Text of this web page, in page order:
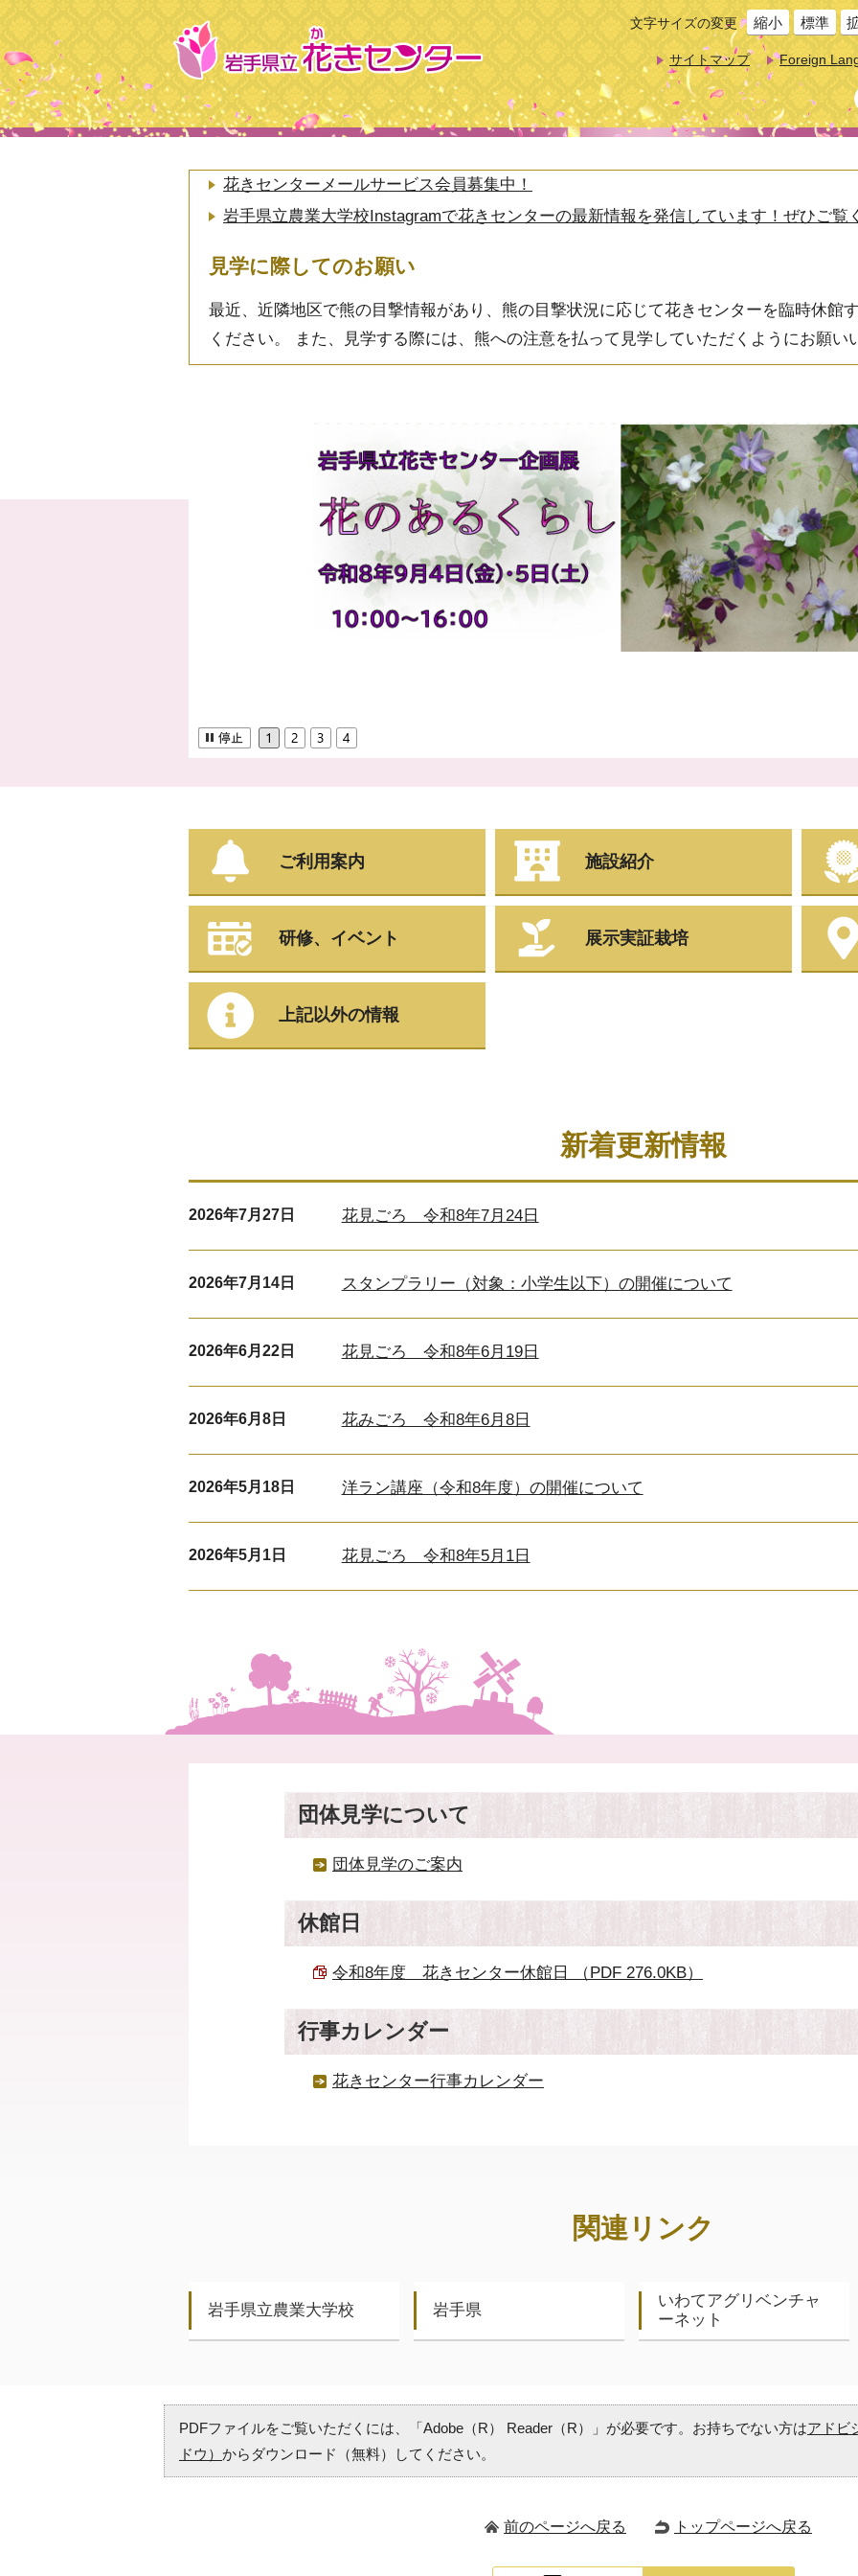
文字サイズの変更 縮小 標準
サイトマップ Foreign
花きセンターメールサービス会員募集中！
岩手県立農業大学校Instagramで花きセンターの最新情報を発信しています！ぜひご覧
見学に際してのお願い
最近、近隣地区で熊の目撃情報があり、熊の目撃状況に応じて花きセンターを臨時休館
ください。 また、見学する際には、熊への注意を払って見学していただくようにお願い
ご利用案内 施設紹介
研修、イベント 展示実証栽培
上記以外の情報
新着更新情報
2026年7月27日 花見ごろ 令和8年7月24日
2026年7月14日 スタンプラリー（対象：小学生以下）の開催について
2026年6月22日 花見ごろ 令和8年6月19日
2026年6月8日 花みごろ 令和8年6月8日
2026年5月18日 洋ラン講座（令和8年度）の開催について
2026年5月1日 花見ごろ 令和8年5月1日
団体見学について
団体見学のご案内
休館日
令和8年度 花きセンター休館日 （PDF 276.0KB）
行事カレンダー
花きセンター行事カレンダー
関連リンク
岩手県立農業大学校 岩手県
いわてアグリベンチャ
ーネット
PDFファイルをご覧いただくには、「Adobe（R） Reader（R）」が必要です。お持ちでない方はアドビ
ドウ） からダウンロード（無料）してください。
前のページへ戻る トップページへ戻る